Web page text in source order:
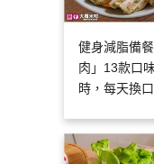
健身減脂備
肉」13款口
時，每天換